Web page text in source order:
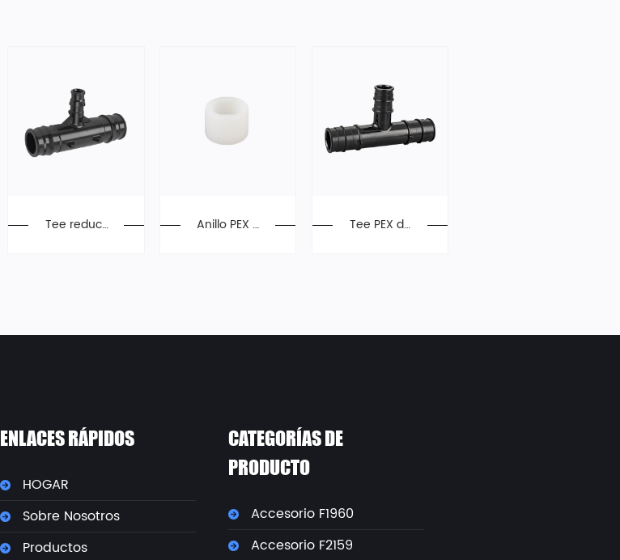
Tee reduct
Anillo PEX d
Tee PEX de
ENLACES RÁPIDOS
HOGAR
Sobre Nosotros
Productos
CATEGORÍAS DE
PRODUCTO
Accesorio F1960
Accesorio F2159